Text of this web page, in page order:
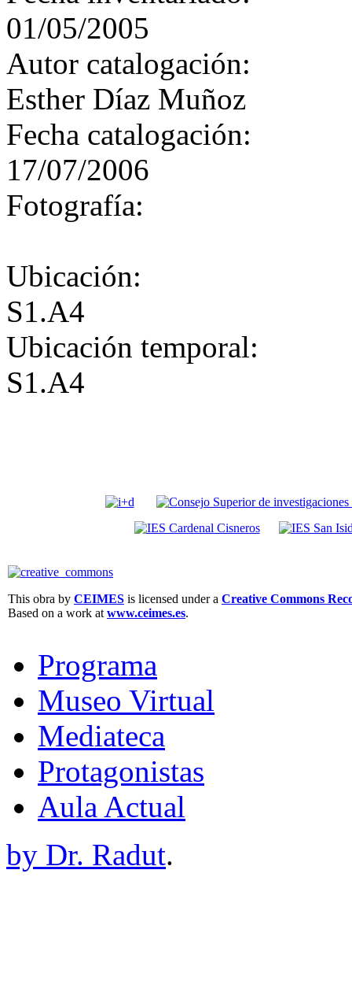
01/05/2005
Autor catalogación:
Esther Díaz Muñoz
Fecha catalogación:
17/07/2006
Fotografía:
Ubicación:
S1.A4
Ubicación temporal:
S1.A4
This obra by CEIMES is licensed under a Creative Commons
Based on a work at www.ceimes.es.
Programa
Museo Virtual
Mediateca
Protagonistas
Aula Actual
by Dr. Radut.